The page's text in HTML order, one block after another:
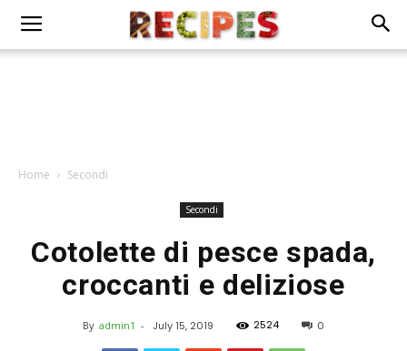
Home Secondi
Secondi
Cotolette di pesce spada,
croccanti e deliziose
By admin1 - July 15, 2019 2524 0